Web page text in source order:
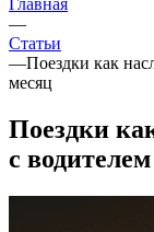
Главная
—
Статьи
—Поездки как
месяц
Поездки
с